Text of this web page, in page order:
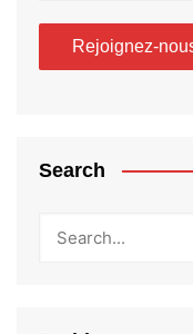
Search